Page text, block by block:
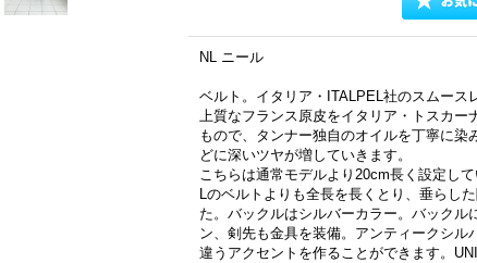
NL ニール
ベルト。イタリア・ITALPEL社のスムース
上質なフランス原皮をイタリア・トスカー
もので、タンナー独自のオイルを丁寧に
どに深いツヤが増していきます。
こちらは通常モデルより20cm長く設定し
Lのベルトよりも全長を長くとり、垂らし
た。バックルはシルバーカラー。バックル
ン、剣先も金具を装備。アンティークシ
違うアクセントを作ることができます。